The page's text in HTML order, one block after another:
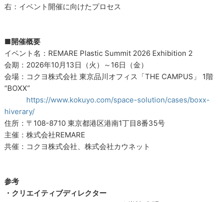
右：イベント開催に向けたプロセス
■開催概要
イベント名：REMARE Plastic Summit 2026 Exhibition 2
会期：2026年10月13日（火）～16日（金）
会場：コクヨ株式会社 東京品川オフィス「THE CAMPUS」 1階
“BOXX”
https://www.kokuyo.com/space-solution/cases/boxx-
hiverary/
住所：〒108-8710 東京都港区港南1丁目8番35号
主催：株式会社REMARE
共催：コクヨ株式会社、株式会社カウネット
参考
・クリエイティブディレクター